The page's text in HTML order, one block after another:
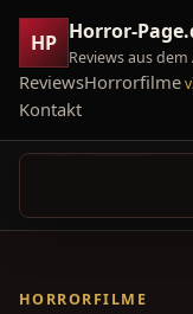
HP Horror-
Reviews aus dem
ReviewsHorrorfilme
Kontakt
HORRORFILME